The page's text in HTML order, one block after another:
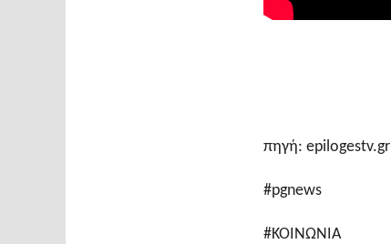
πηγή: epilogestv.gr
#pgnews
#ΚΟΙΝΩΝΙΑ